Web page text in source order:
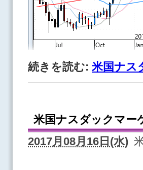
続きを読む: 米国ナス
米国ナスダックマー
2017月08月16日(水)